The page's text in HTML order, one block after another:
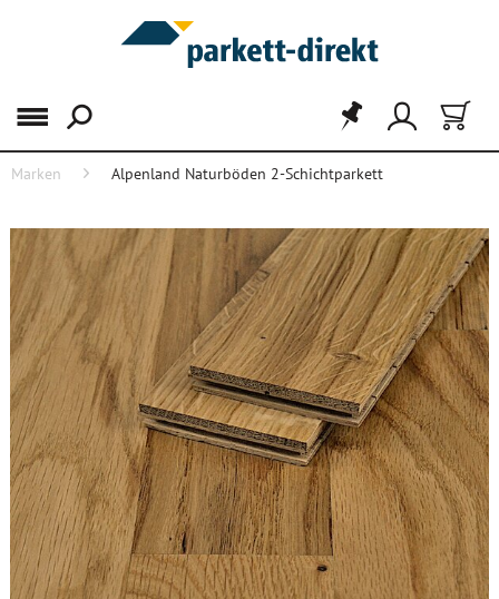
Menü
Marken Alpenland Naturböden 2-Schichtparkett